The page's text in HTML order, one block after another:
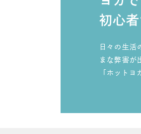
初心
日々の生活
まな弊害が
「ホット